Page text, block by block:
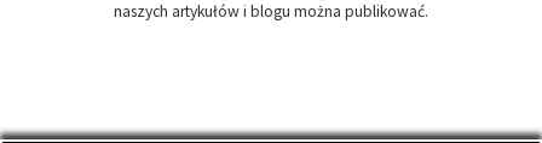
naszych artykułów i blogu można publikować.